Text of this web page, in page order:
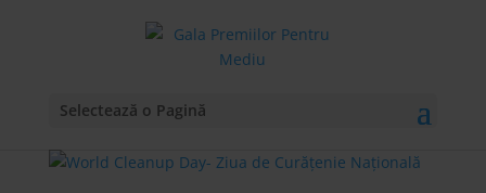
Selectează o Pagină